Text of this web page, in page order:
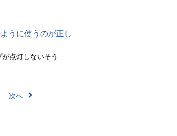
うに使うのが正し
点灯しないそう
次へ